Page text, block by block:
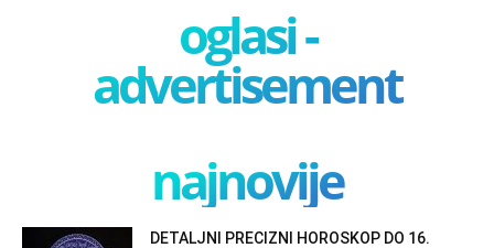
oglasi -
advertisement
najnovije
DETALJNI PRECIZNI HOROSKOP DO 16.